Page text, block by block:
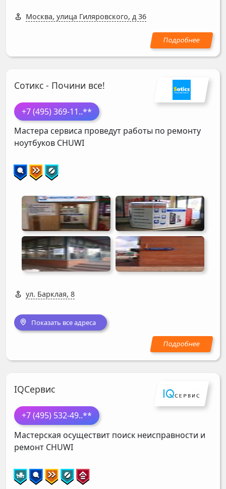
Москва, улица Гиляровского, д 36
Сотикс - Почини все!
+7 (495) 369-11..**
Мастера сервиса проведут работы по ремонту
ноутбуков CHUWI
ул. Барклая, 8
Показать все адреса
IQСервис
+7 (495) 532-49..**
Мастерская осуществит поиск неисправности и
ремонт CHUWI